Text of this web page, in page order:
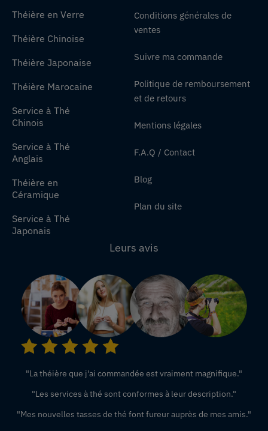
Théière en Verre
Théière Chinoise
Théière Japonaise
Théière Marocaine
Service à Thé
Chinois
Service à Thé
Anglais
Théière en
Céramique
Service à Thé
Japonais
Conditions générales de
ventes
Suivre ma commande
Politique de remboursement
et de retours
Mentions légales
F.A.Q / Contact
Blog
Plan du site
Leurs avis
"La théière que j'ai commandée est vraiment magnifique."
"Les services à thé sont conformes à leur description."
"Mes nouvelles tasses de thé font fureur auprès de mes amis."